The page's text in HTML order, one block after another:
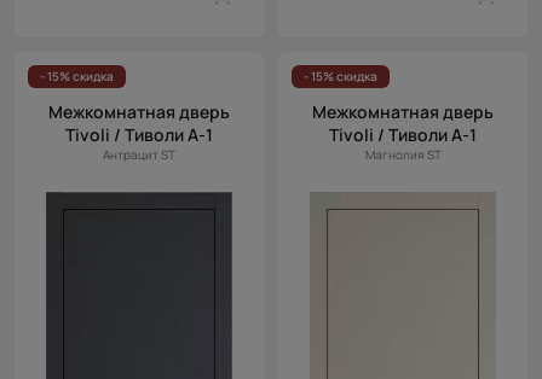
- 15% скидка
Межкомнатная дверь
Tivoli / Тиволи А-1
Антрацит ST
- 15% скидка
Межкомнатная дверь
Tivoli / Тиволи А-1
Магнолия ST